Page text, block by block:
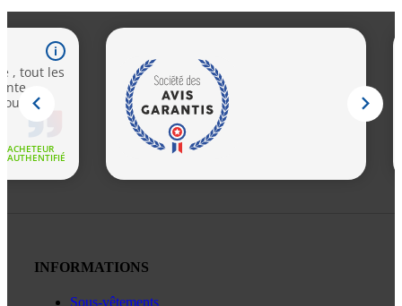
INFORMATIONS
Sous-vêtements